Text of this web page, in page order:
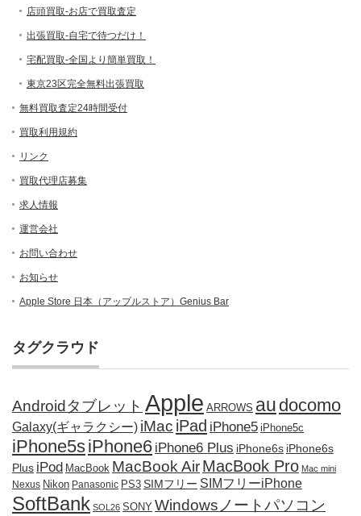
店頭買取-お店で買取査定
出張買取-自宅で待つだけ！
宅配買取-全国より簡単買取！
東京23区完全無料出張買取
無料買取査定24時間受付
買取利用規約
リンク
買取代理店募集
求人情報
運営会社
お問い合わせ
お知らせ
Apple Store 日本（アップルストア）Genius Bar
タグクラウド
Androidタブレット Apple ARROWS au docomo
Galaxy(ギャラクシー) iMac iPad iPhone5 iPhone5c
iPhone5siPhone6 iPhone6 Plus iPhone6s iPhone6s
Plus iPod MacBook MacBook AirMacBook Pro Mac mini
Nexus Nikon Panasonic PS3 SIMフリー SIMフリーiPhone
SoftBank SOL26 SONY Windowsノートパソコン